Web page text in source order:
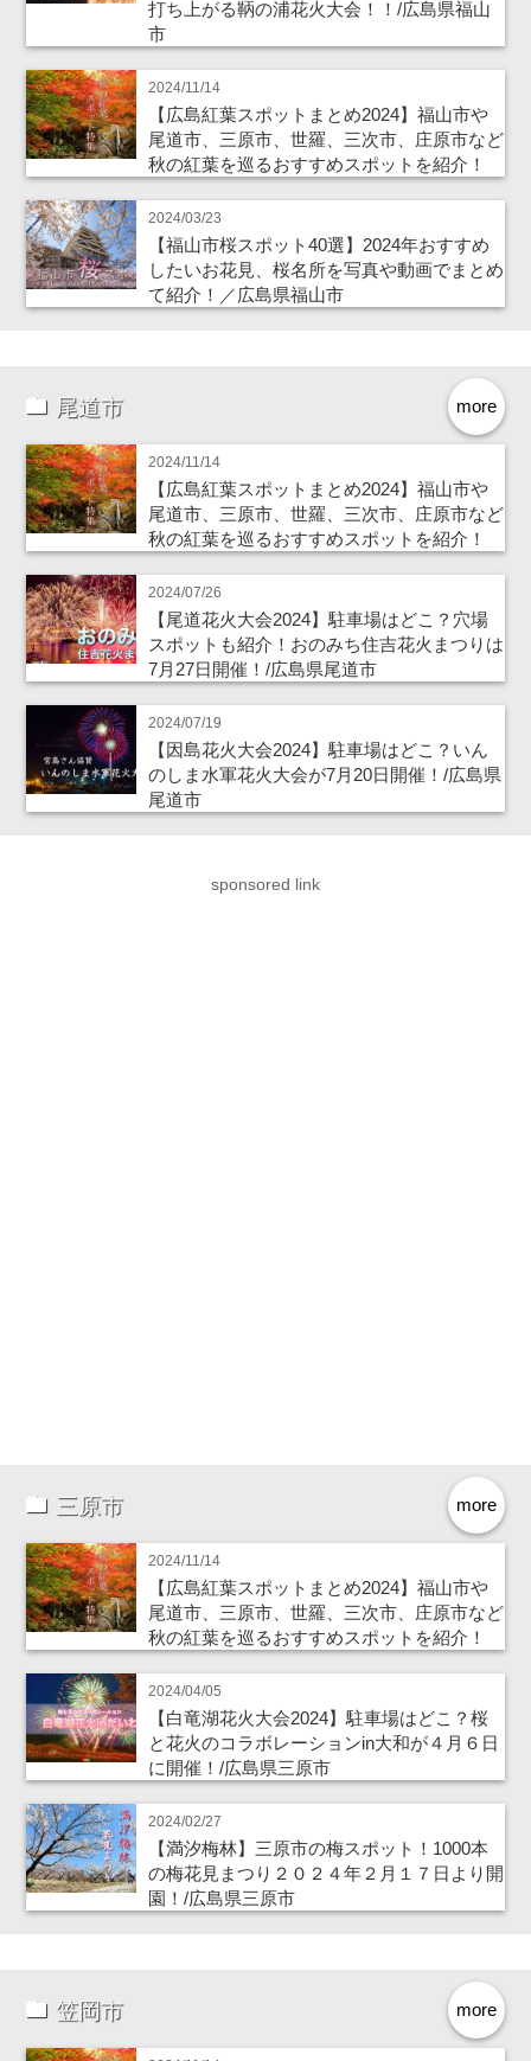
打ち上がる鞆の浦花火大会！！/広島県福山
市
2024/11/14
【広島紅葉スポットまとめ2024】福山市や
尾道市、三原市、世羅、三次市、庄原市など
秋の紅葉を巡るおすすめスポットを紹介！
2024/03/23
【福山市桜スポット40選】2024年おすすめ
したいお花見、桜名所を写真や動画でまとめ
て紹介！／広島県福山市
more
尾道市
2024/11/14
【広島紅葉スポットまとめ2024】福山市や
尾道市、三原市、世羅、三次市、庄原市など
秋の紅葉を巡るおすすめスポットを紹介！
2024/07/26
【尾道花火大会2024】駐車場はどこ？穴場
スポットも紹介！おのみち住吉花火まつりは
7月27日開催！/広島県尾道市
2024/07/19
【因島花火大会2024】駐車場はどこ？いん
のしま水軍花火大会が7月20日開催！/広島県
尾道市
sponsored link
more
三原市
2024/11/14
【広島紅葉スポットまとめ2024】福山市や
尾道市、三原市、世羅、三次市、庄原市など
秋の紅葉を巡るおすすめスポットを紹介！
2024/04/05
【白竜湖花火大会2024】駐車場はどこ？桜
と花火のコラボレーションin大和が４月６日
に開催！/広島県三原市
2024/02/27
【満汐梅林】三原市の梅スポット！1000本
の梅花見まつり２０２４年２月１７日より開
園！/広島県三原市
more
笠岡市